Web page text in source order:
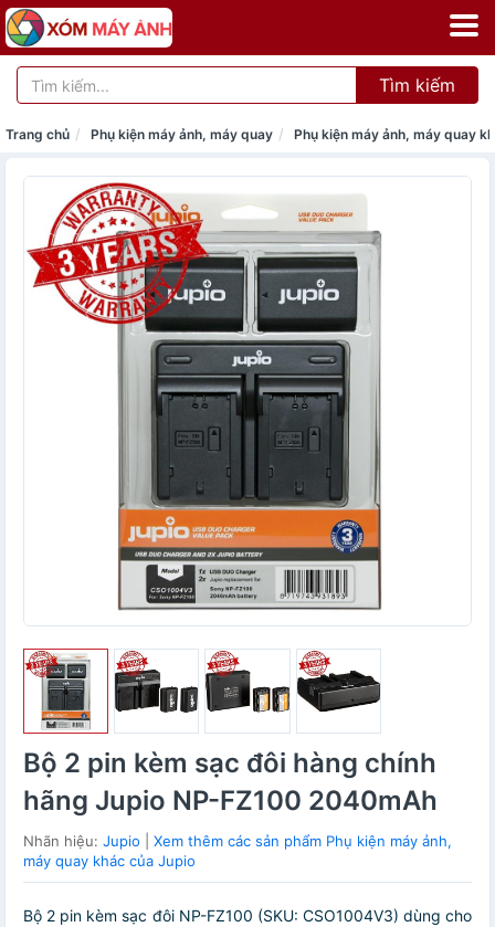
Tìm kiếm
Trang chủ Phụ kiện máy ảnh, máy quay Phụ kiện máy ảnh, máy quay
Bộ 2 pin kèm sạc đôi hàng chính
hãng Jupio NP-FZ100 2040mAh
Nhãn hiệu: Jupio
Xem thêm các sản phẩm Phụ kiện máy ảnh,
máy quay khác của Jupio
Bộ 2 pin kèm sạc đôi NP-FZ100 (SKU: CSO1004V3) dùng cho